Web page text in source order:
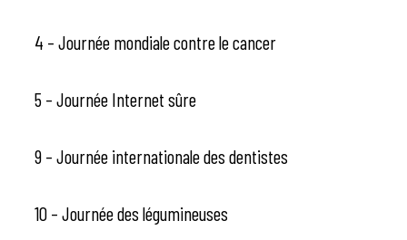
4 – Journée mondiale contre le cancer
5 – Journée Internet sûre
9 – Journée internationale des dentistes
10 – Journée des légumineuses